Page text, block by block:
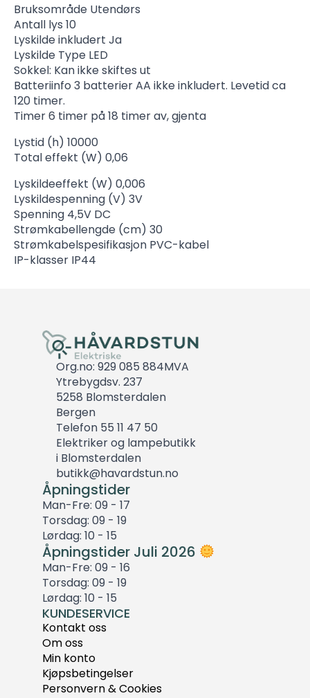
Bruksområde Utendørs
Antall lys 10
Lyskilde inkludert Ja
Lyskilde Type LED
Sokkel: Kan ikke skiftes ut
Batteriinfo 3 batterier AA ikke inkludert. Levetid ca
120 timer.
Timer 6 timer på 18 timer av, gjenta
Lystid (h) 10000
Total effekt (W) 0,06
Lyskildeeffekt (W) 0,006
Lyskildespenning (V) 3V
Spenning 4,5V DC
Strømkabellengde (cm) 30
Strømkabelspesifikasjon PVC-kabel
IP-klasser IP44
Org.no: 929 085 884MVA
Ytrebygdsv. 237
5258 Blomsterdalen
Bergen
Telefon 55 11 47 50
Elektriker og lampebutikk
i Blomsterdalen
butikk@havardstun.no
Åpningstider
Man-Fre: 09 - 17
Torsdag: 09 - 19
Lørdag: 10 - 15
Åpningstider Juli 2026
Man-Fre: 09 - 16
Torsdag: 09 - 19
Lørdag: 10 - 15
KUNDESERVICE
Kontakt oss
Om oss
Min konto
Kjøpsbetingelser
Personvern & Cookies